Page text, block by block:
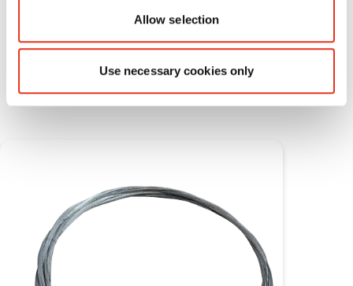
Allow selection
Use necessary cookies only
Materiales fungibles